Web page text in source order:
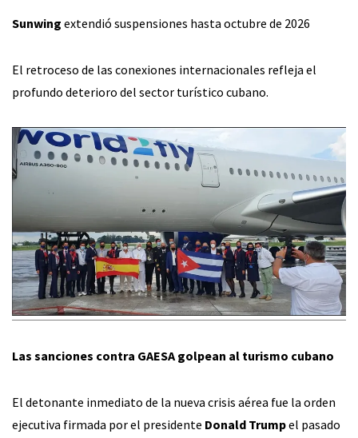
Sunwing extendió suspensiones hasta octubre de 2026
El retroceso de las conexiones internacionales refleja el
profundo deterioro del sector turístico cubano.
Las sanciones contra GAESA golpean al turismo cubano
El detonante inmediato de la nueva crisis aérea fue la orden
ejecutiva firmada por el presidente Donald Trumpel pasado